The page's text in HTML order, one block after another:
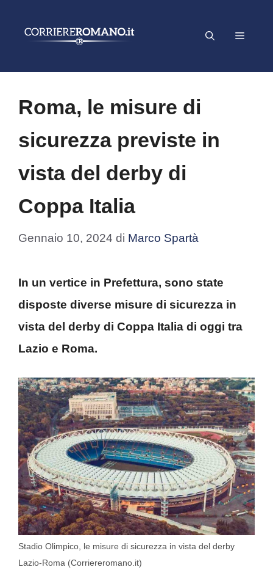
Menu
Roma, le misure di
sicurezza previste in
vista del derby di
Coppa Italia
Gennaio 10, 2024 di Marco Spartà
In un vertice in Prefettura, sono state
disposte diverse misure di sicurezza in
vista del derby di Coppa Italia di oggi tra
Lazio e Roma.
Stadio Olimpico, le misure di sicurezza in vista del derby
Lazio-Roma (Corriereromano.it)